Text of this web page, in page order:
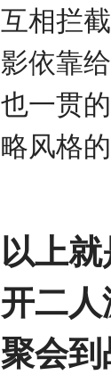
互相拦
影依靠
也一贯
略风格的
以上
开二
聚会